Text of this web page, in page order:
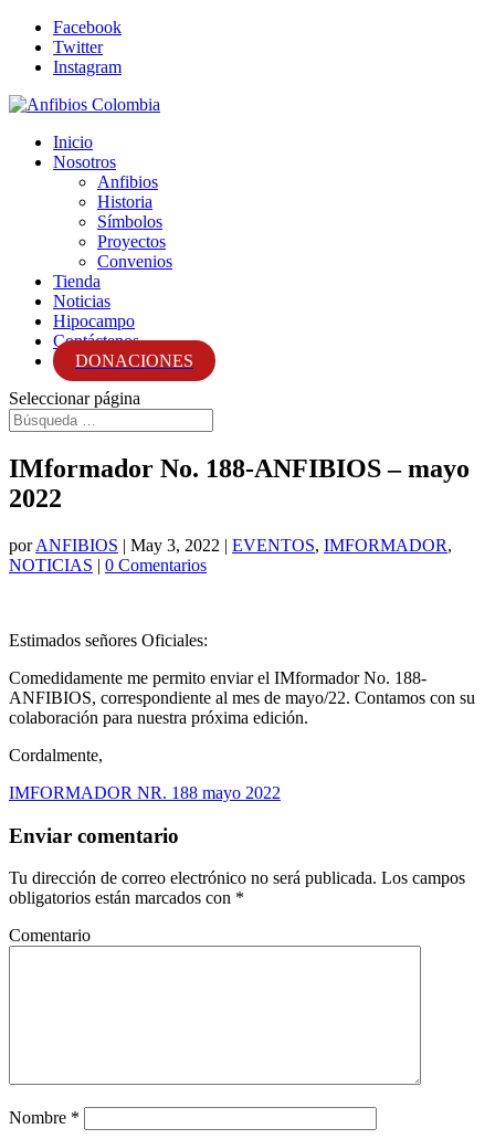
Facebook
Twitter
Instagram
Inicio
Nosotros
Anfibios
Historia
Símbolos
Proyectos
Convenios
Tienda
Noticias
Hipocampo
Contáctenos
DONACIONES
Seleccionar página
IMformador No. 188-ANFIBIOS – mayo
2022
porANFIBIOS | May 3, 2022 | EVENTOS, IMFORMADOR,
NOTICIAS | 0 Comentarios
Estimados señores Oficiales:
Comedidamente me permito enviar el IMformador No. 188-
ANFIBIOS, correspondiente al mes de mayo/22. Contamos con su
colaboración para nuestra próxima edición.
Cordalmente,
IMFORMADOR NR. 188 mayo 2022
Enviar comentario
Tu dirección de correo electrónico no será publicada. Los campos
obligatorios están marcados con *
Comentario
Nombre *